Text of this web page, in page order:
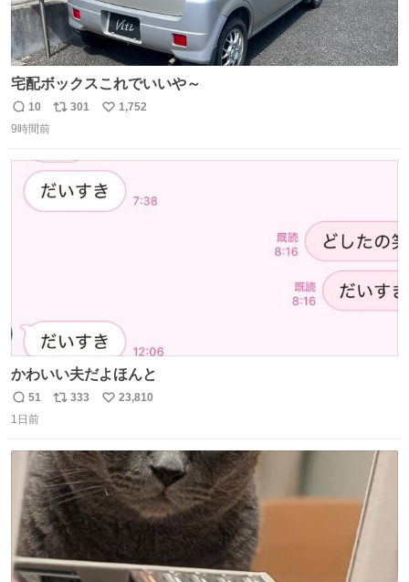
宅配ボックスこれでいいや～
返
信
10
リ
ト
数
301
い
数
1,752
9時間前
かわいい夫だよほんと
返
信
51
リ
ト
数
333
い
数
23,810
1日前